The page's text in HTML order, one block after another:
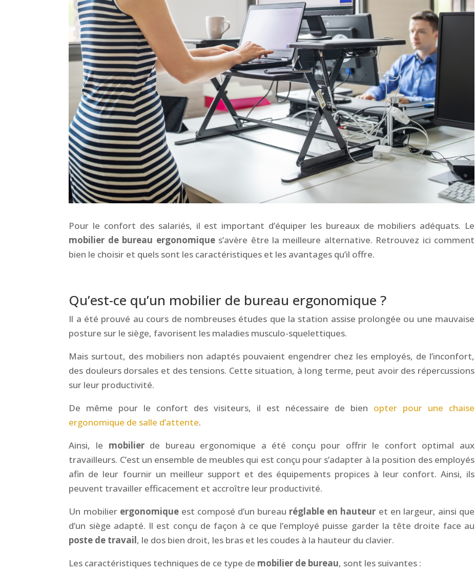
Pour le confort des salariés, il est important d’équiper les bureaux de mobiliers adéquats. Le
mobilier de bureau ergonomiques’avère être la meilleure alternative. Retrouvez ici comment
bien le choisir et quels sont les caractéristiques et les avantages qu’il offre.
Qu’est-ce qu’un mobilier de bureau ergonomique ?
Il a été prouvé au cours de nombreuses études que la station assise prolongée ou une mauvaise
posture sur le siège, favorisent les maladies musculo-squelettiques.
Mais surtout, des mobiliers non adaptés pouvaient engendrer chez les employés, de l’inconfort,
des douleurs dorsales et des tensions. Cette situation, à long terme, peut avoir des répercussions
sur leur productivité.
De même pour le confort des visiteurs, il est nécessaire de bien opter pour une chaise
ergonomique de salle d’attente.
Ainsi, le mobilierde bureau ergonomique a été conçu pour offrir le confort optimal aux
travailleurs. C’est un ensemble de meubles qui est conçu pour s’adapter à la position des employés
afin de leur fournir un meilleur support et des équipements propices à leur confort. Ainsi, ils
peuvent travailler efficacement et accroître leur productivité.
Un mobilier ergonomiqueest composé d’un bureau réglable en hauteur et en largeur, ainsi que
d’un siège adapté. Il est conçu de façon à ce que l’employé puisse garder la tête droite face au
poste de travail, le dos bien droit, les bras et les coudes à la hauteur du clavier.
Les caractéristiques techniques de ce type de mobilier de bureau, sont les suivantes :